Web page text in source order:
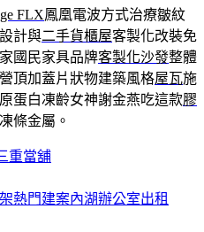
FLX鳳凰電波方式治療皺紋
計與二手貨櫃屋客製化改裝免
國民家具品牌客製化沙發整體
頂加蓋片狀物建築風格屋瓦施
蛋白凍齡女神謝金燕吃這款膠
條金屬。
重當舖
熱門建案內湖辦公室出租